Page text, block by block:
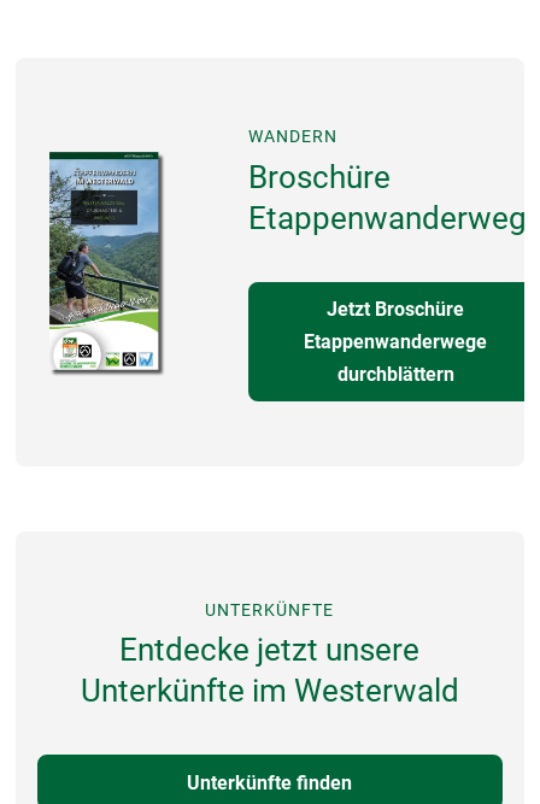
WANDERN
Broschüre
Jetzt Broschüre
Etappenwanderwege
durchblättern
UNTERKÜNFTE
Entdecke jetzt unsere
Unterkünfte im Westerwald
Unterkünfte finden